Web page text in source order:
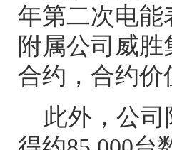
年第二次电能
附属公司威
合约，合约价
此外，公